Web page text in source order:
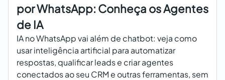
por WhatsApp: Conheça os Agentes
de IA
IA no WhatsApp vai além de chatbot: veja como
usar inteligência artificial para automatizar
respostas, qualificar leads e criar agentes
conectados ao seu CRM e outras ferramentas, sem